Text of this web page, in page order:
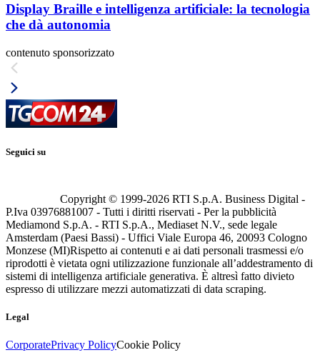
Display Braille e intelligenza artificiale: la tecnologia
che dà autonomia
contenuto sponsorizzato
Seguici su
Copyright © 1999-2026 RTI S.p.A. Business Digital -
P.Iva 03976881007 - Tutti i diritti riservati - Per la pubblicità
Mediamond S.p.A. - RTI S.p.A., Mediaset N.V., sede legale
Amsterdam (Paesi Bassi) - Uffici Viale Europa 46, 20093 Cologno
Monzese (MI)Rispetto ai contenuti e ai dati personali trasmessi e/o
riprodotti è vietata ogni utilizzazione funzionale all’addestramento di
sistemi di intelligenza artificiale generativa. È altresì fatto divieto
espresso di utilizzare mezzi automatizzati di data scraping.
Legal
CorporatePrivacy PolicyCookie Policy